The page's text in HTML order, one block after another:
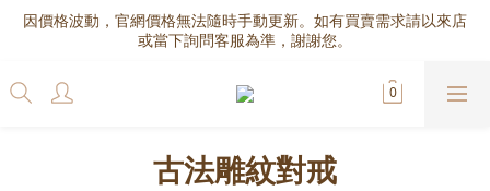
因價格波動，官網價格無法隨時手動更新。如有買賣需求請以來店
或當下詢問客服為準，謝謝您。
古法雕紋對戒